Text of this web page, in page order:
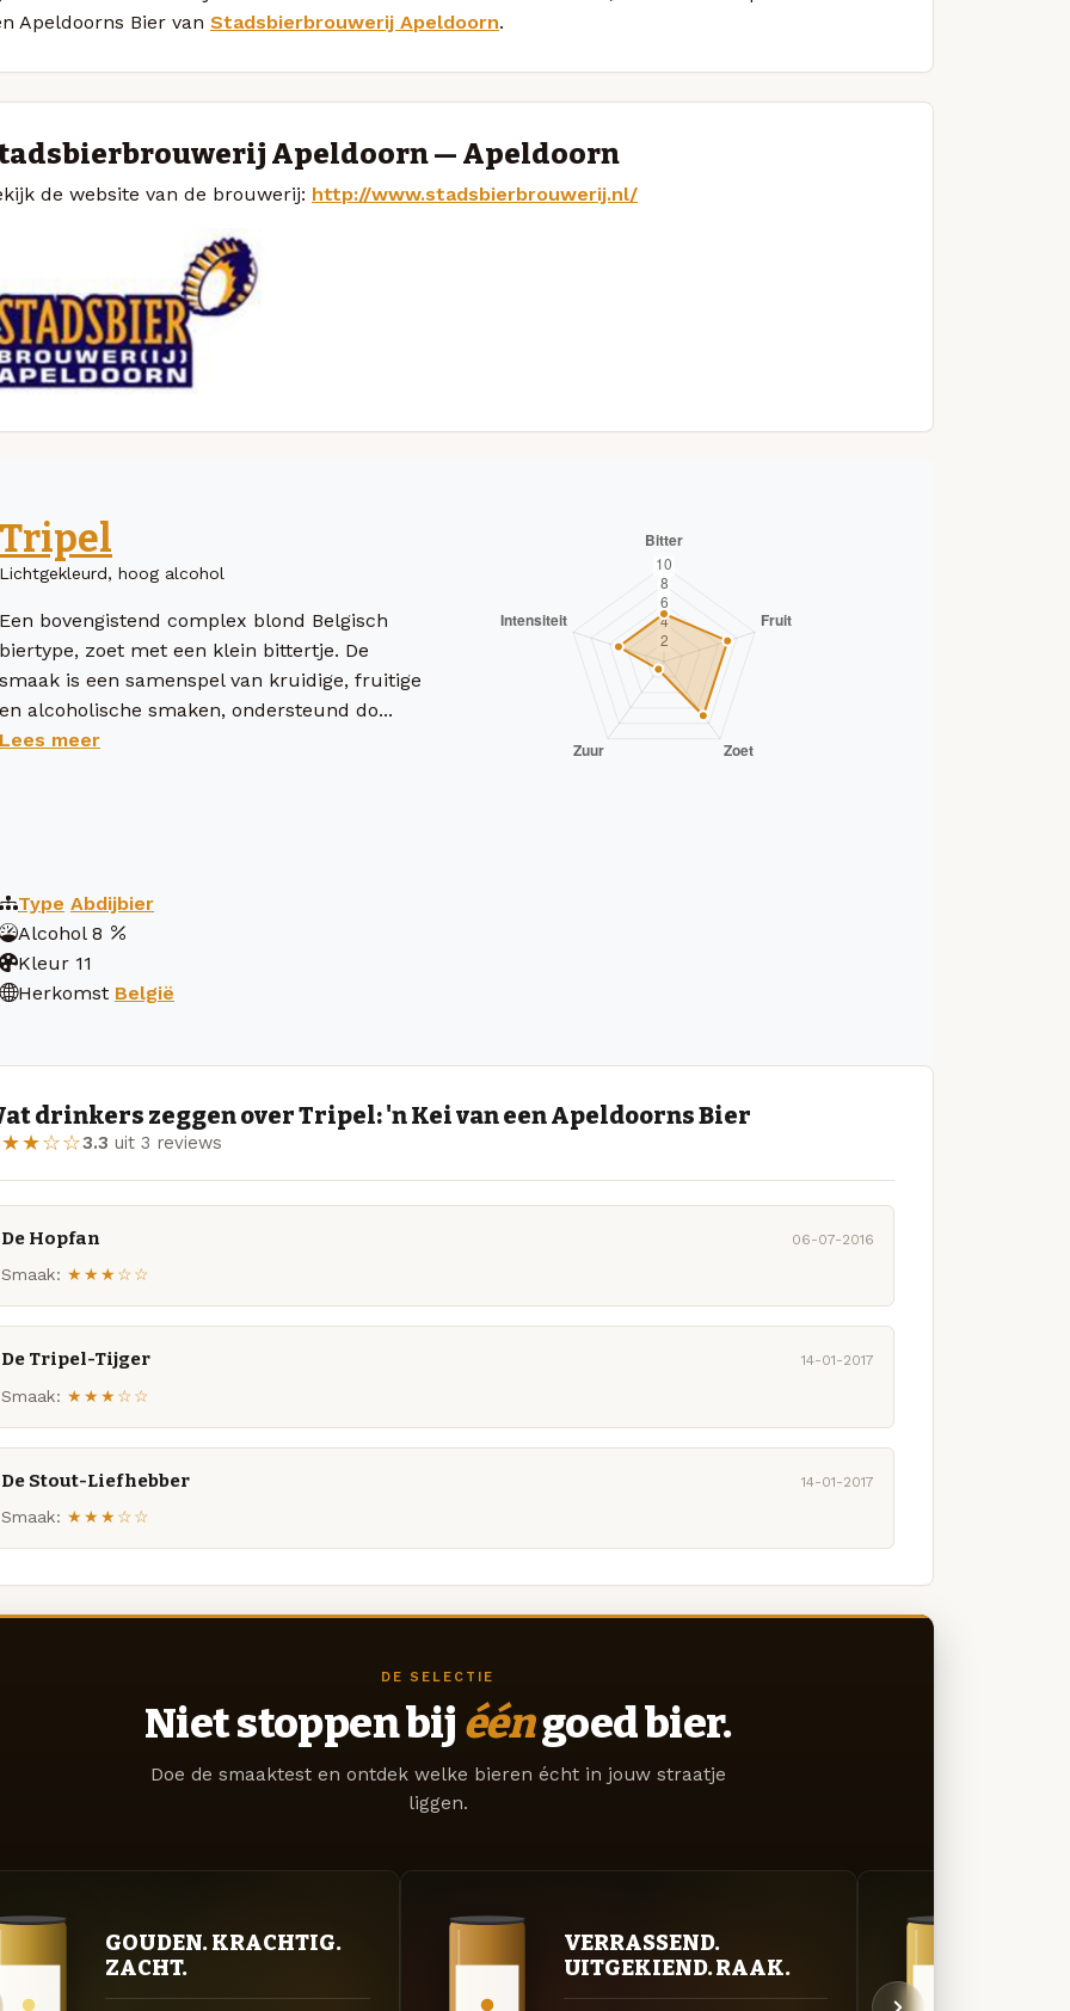
Apeldoorns Bier van Stadsbierbrouwerij Apeldoorn.
Apeldoorn — Apeldoorn
de website van de brouwerij: http://www.stadsbierbrouwerij.nl/
Tripel
Lichtgekleurd, hoog alcohol
Een bovengistend complex blond Belgisch
biertype, zoet met een klein bittertje. De
smaak is een samenspel van kruidige, fruitige
en alcoholische smaken, ondersteund do...
Lees meer
Type Abdijbier
Alcohol 8
Kleur 11
Herkomst België
drinkers zeggen over Tripel: 'n Kei van een Apeldoorns Bier
3.3 uit 3 reviews
De Hopfan 06-07-2016
Smaak: ★★★☆☆
De Tripel-Tijger 14-01-2017
Smaak: ★★★☆☆
De Stout-Liefhebber 14-01-2017
Smaak: ★★★☆☆
DE SELECTIE
Niet stoppen bij ééngoed bier.
Doe de smaaktest en ontdek welke bieren écht in jouw straatje
liggen.
GOUDEN. KRACHTIG.
ZACHT.
VERRASSEND.
UITGEKIEND. RAAK.